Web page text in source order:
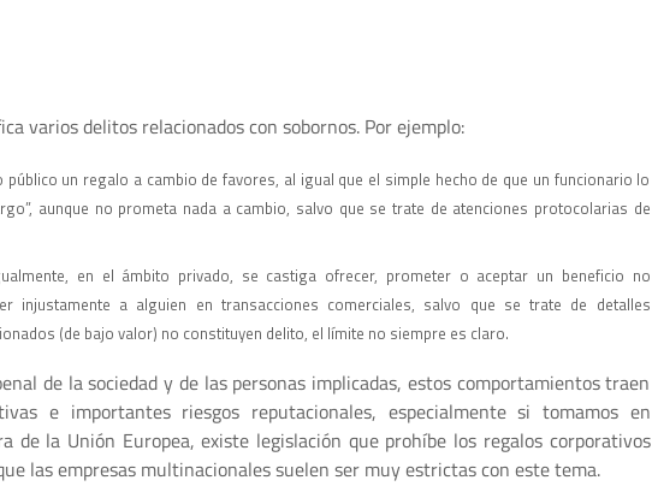
varios delitos relacionados con sobornos. Por ejemplo:
público un regalo a cambio de favores, al igual que el simple hecho de que un funcionario lo
aunque no prometa nada a cambio, salvo que se trate de atenciones protocolarias de
en el ámbito privado, se castiga ofrecer, prometer o aceptar un beneficio no
injustamente a alguien en transacciones comerciales, salvo que se trate de detalles
(de bajo valor) no constituyen delito, el límite no siempre es claro.
de la sociedad y de las personas implicadas, estos comportamientos traen
e importantes riesgos reputacionales, especialmente si tomamos en
de la Unión Europea, existe legislación que prohíbe los regalos corporativos
las empresas multinacionales suelen ser muy estrictas con este tema.